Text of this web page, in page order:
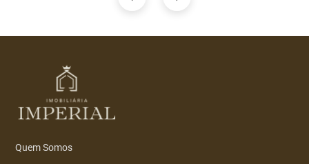
Quem Somos